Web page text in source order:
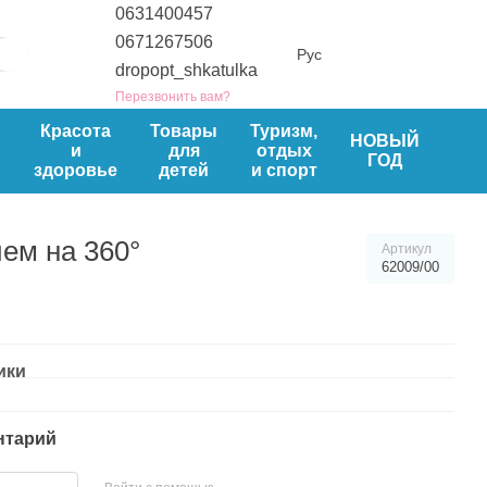
0631400457
0671267506
dropopt_shkatulka
Перезвонить вам?
Рус
Красота
и
здоровье
Товары
для
детей
Туризм,
отдых
и спорт
НОВЫЙ
ГОД
на 360° Артикул
62009/00